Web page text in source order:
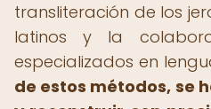
transliteración de los
latinos y la
especializados en
de estos métodos, se